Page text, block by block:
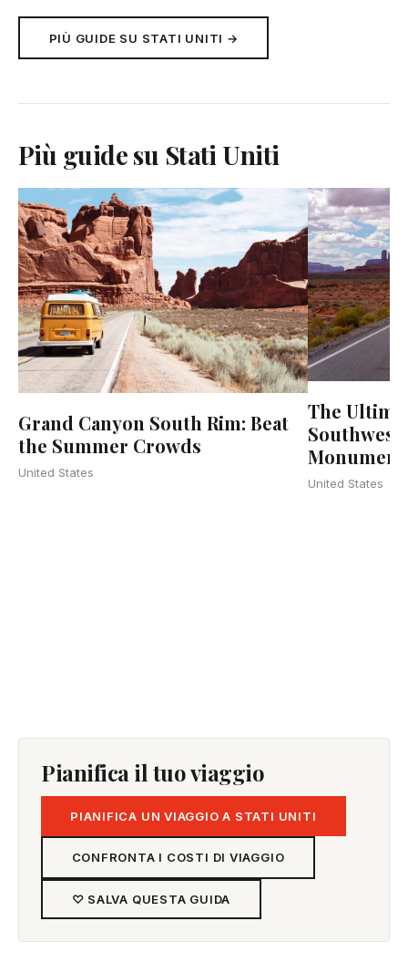
PIÙ GUIDE SU STATI UNITI →
Più guide su Stati Uniti
Grand Canyon South Rim: Beat
the Summer Crowds
United States
The
Southwest
United States
Pianifica il tuo viaggio
PIANIFICA UN VIAGGIO A STATI UNITI
CONFRONTA I COSTI DI VIAGGIO
♡ SALVA QUESTA GUIDA